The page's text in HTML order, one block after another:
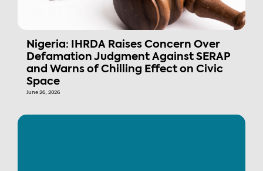
Nigeria: IHRDA Raises Concern Over
Defamation Judgment Against SERAP
and Warns of Chilling Effect on Civic
Space
June 26, 2026